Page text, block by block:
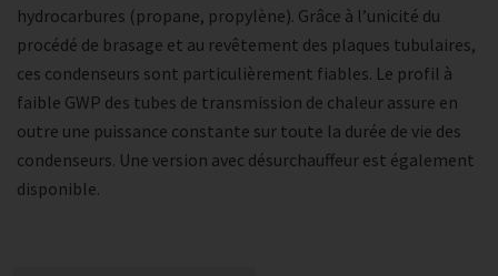
hydrocarbures (propane, propylène). Grâce à l’unicité du
procédé de brasage et au revêtement des plaques tubulaires,
ces condenseurs sont particulièrement fiables. Le profil à
faible GWP des tubes de transmission de chaleur assure en
outre une puissance constante sur toute la durée de vie des
condenseurs. Une version avec désurchauffeur est également
disponible.